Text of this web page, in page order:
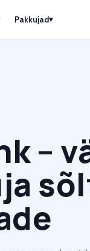
Pakkujad▾
–